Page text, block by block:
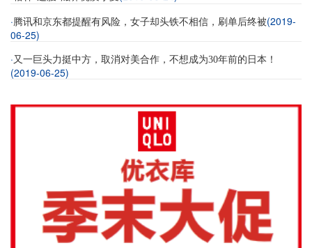
·腾讯和京东都提醒有风险，女子却头铁不相信，刷单后终被(2019-
06-25)
· 又一巨头力挺中方，取消对美合作，不想成为30年前的日本！
(2019-06-25)